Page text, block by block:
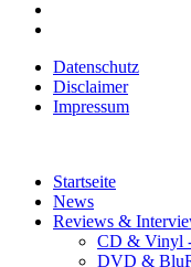
Datenschutz
Disclaimer
Impressum
Startseite
News
Reviews &
CD & Vinyl
DVD &